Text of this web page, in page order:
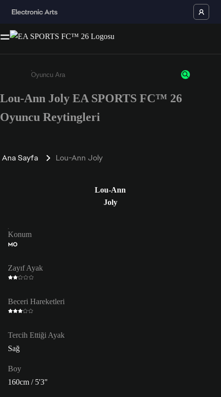
Enter a minimum of 3 characters or numbers
Lou-Ann Joly EA SPORTS FC™ 26
Oyuncu Reytingleri
Ana Sayfa Lou-Ann Joly
Lou-Ann
Joly
Konum
MO
Zayıf Ayak
Beceri Hareketleri
Tercih Ettiği Ayak
Sağ
Boy
160cm / 5'3"